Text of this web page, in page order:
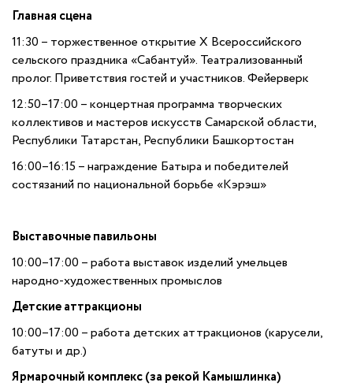
Главная сцена
11:30 – торжественное открытие Х Всероссийского
сельского праздника «Сабантуй». Театрализованный
пролог. Приветствия гостей и участников. Фейерверк
12:50–17:00 – концертная программа творческих
коллективов и мастеров искусств Самарской области,
Республики Татарстан, Республики Башкортостан
16:00–16:15 – награждение Батыра и победителей
состязаний по национальной борьбе «Кэрэш»
Выставочные павильоны
10:00–17:00 – работа выставок изделий умельцев
народно-художественных промыслов
Детские аттракционы
10:00–17:00 – работа детских аттракционов (карусели,
батуты и др.)
Ярмарочный комплекс (за рекой Камышлинка)